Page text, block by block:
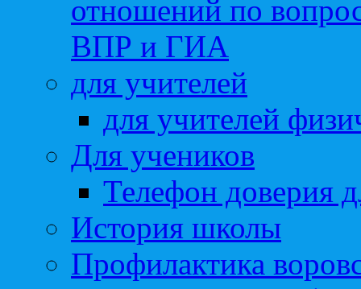
отношений по
ВПР и ГИА
для учителей
для учителей
Для учеников
Телефон доверия
История школы
Профилактика